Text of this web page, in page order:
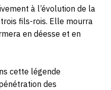
à l’évolution de la
fils-rois. Elle mourra
en déesse et en
cette légende
des